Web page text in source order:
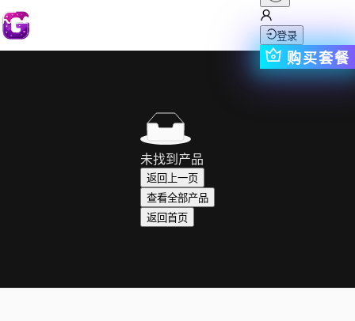
登录
购买套餐
未找到产品
返回上一页
查看全部产品
返回首页